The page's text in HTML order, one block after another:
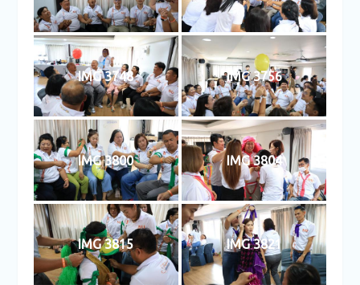
IMG 3748 IMG 3756
IMG 3800 IMG 3804
IMG 3815 IMG 3821